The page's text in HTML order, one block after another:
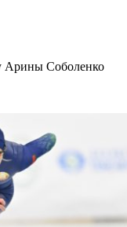
Арины Соболенко